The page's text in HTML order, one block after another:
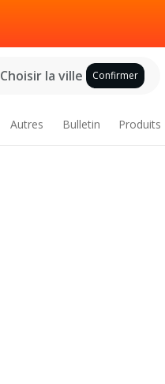
Choisir la ville Confirmer
Autres Bulletin Produits